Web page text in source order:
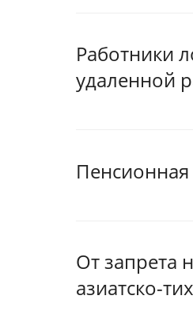
Работники
удаленной
Пенсионная
От запрета
азиатско-